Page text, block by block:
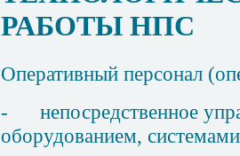
РАБОТЫ НПС
Оперативный персонал
-
непосредственное
оборудованием,